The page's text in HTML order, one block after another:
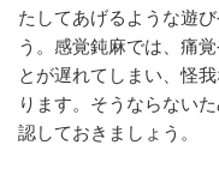
たしてあげるような遊
う。感覚鈍麻では、痛
とが遅れてしまい、怪
ります。そうならない
認しておきましょう。